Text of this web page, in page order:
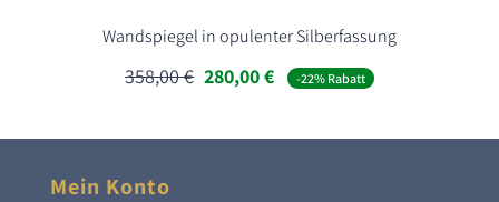
Wandspiegel in opulenter Silberfassung
358,00€ Ursprünglicher
Preis
358,00 €
280,00€Aktueller
Preis
280,00 €.
-22% Rabatt
Mein Konto